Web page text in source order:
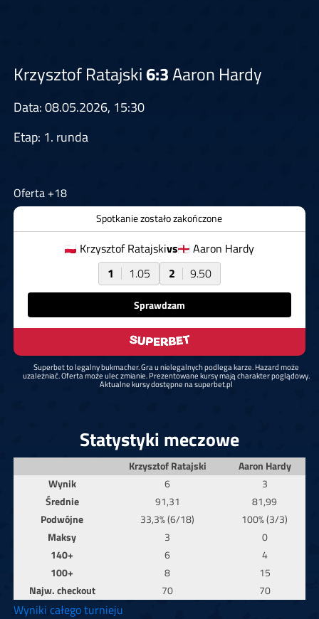
Krzysztof Ratajski6:3Aaron Hardy
Data: 08.05.2026, 15:30
Etap: 1. runda
Oferta +18
Spotkanie zostało zakończone
Krzysztof Ratajskivs
Aaron Hardy
1
1.05 2 9.50
Sprawdzam
Superbet to legalny bukmacher. Gra u nielegalnych podlega karze. Hazard może
uzależniać. Oferta może ulec zmianie. Prezentowane kursy mają charakter poglądowy.
Aktualne kursy dostępne na superbet.pl
Statystyki meczowe
Krzysztof Ratajski
Aaron Hardy
Wynik
6
3
Średnie
91,31
81,99
Podwójne
33,3% (6/18)
100% (3/3)
Maksy
3
0
140+
6
4
100+
8
15
Najw. checkout
70 70
Wyniki całego turnieju